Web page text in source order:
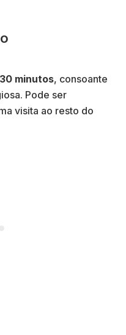
minutos, consoante
Pode ser
visita ao resto do